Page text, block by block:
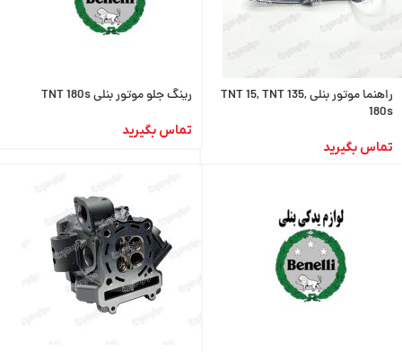
راهنما موتور بنلی TNT 15, TNT 135,
180s
تماس بگیرید
رینگ جلو موتور بنلی TNT 180s
تماس بگیرید